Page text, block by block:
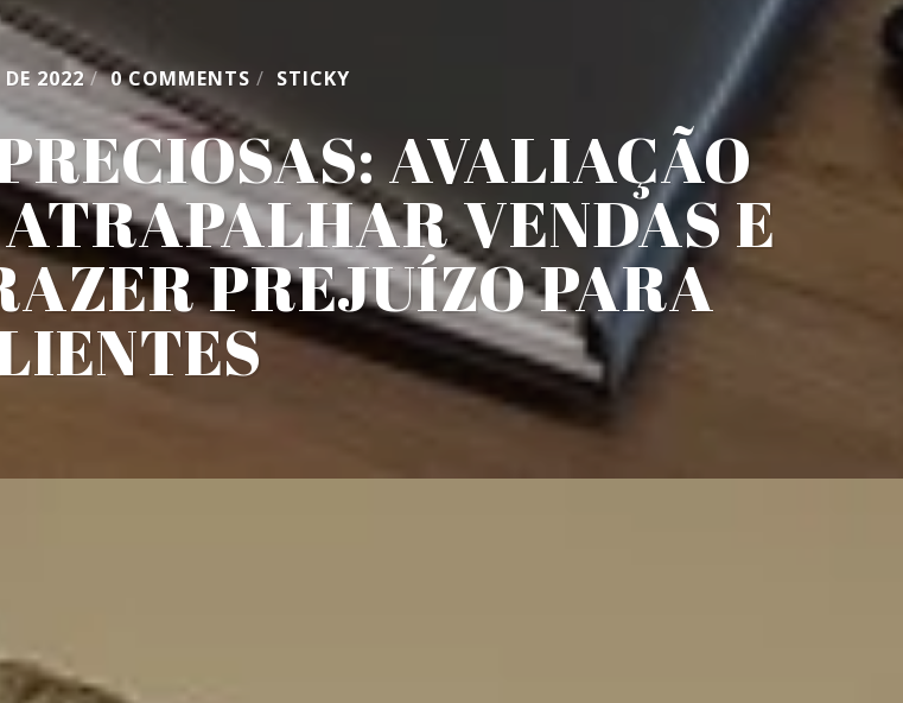
2022 / 0 COMMENTS / STICKY
AVALIAÇÃO
VENDAS E
PREJUÍZO PARA